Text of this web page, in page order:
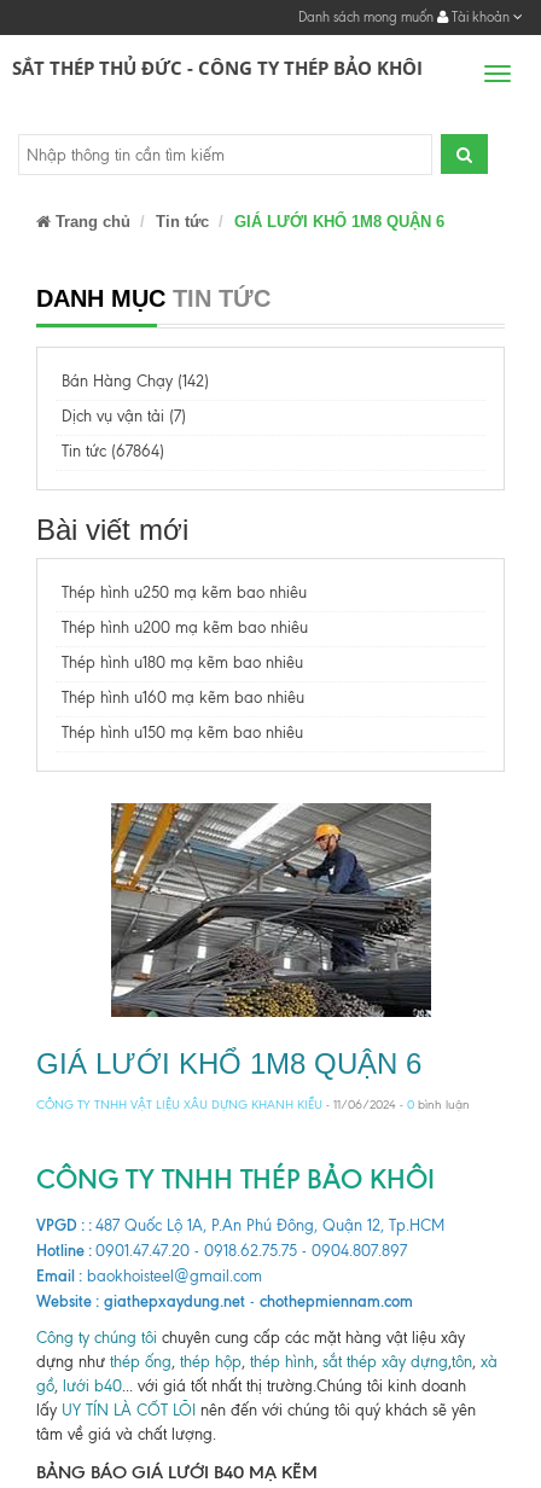
Danh sách mong muốn Tài khoản
SẮT THÉP THỦ ĐỨC - CÔNG TY THÉP BẢO KHÔI
Trang chủ Tin tức GIÁ LƯỚI KHỔ 1M8 QUẬN 6
DANH MỤC TIN TỨC
Bán Hàng Chạy (142)
Dịch vụ vận tải (7)
Tin tức (67864)
Bài viết mới
Thép hình u250 mạ kẽm bao nhiêu
Thép hình u200 mạ kẽm bao nhiêu
Thép hình u180 mạ kẽm bao nhiêu
Thép hình u160 mạ kẽm bao nhiêu
Thép hình u150 mạ kẽm bao nhiêu
GIÁ LƯỚI KHỔ 1M8 QUẬN 6
CÔNG TY TNHH VẬT LIỆU XÂU DỰNG KHANH KIỀU - 11/06/2024 - 0 bình luận
CÔNG TY TNHH THÉP BẢO KHÔI
VPGD : : 487 Quốc Lộ 1A, P.An Phú Đông, Quận 12, Tp.HCM
Hotline : 0901.47.47.20 - 0918.62.75.75 - 0904.807.897
Email : baokhoisteel@gmail.com
Website : giathepxaydung.net - chothepmiennam.com
Công ty chúng tôi chuyên cung cấp các mặt hàng vật liệu xây
dựng như thép ống, thép hộp, thép hình, sắt thép xây dựng,tôn, xà
gồ, lưới b40... với giá tốt nhất thị trường.Chúng tôi kinh doanh
lấy UY TÍN LÀ CỐT LÕI nên đến với chúng tôi quý khách sẽ yên
tâm về giá và chất lượng.
BẢNG BÁO GIÁ LƯỚI B40 MẠ KẼM